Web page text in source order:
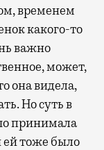
временем
какого-то
важно
может,
она видела,
Но суть в
принимала
ей тоже было